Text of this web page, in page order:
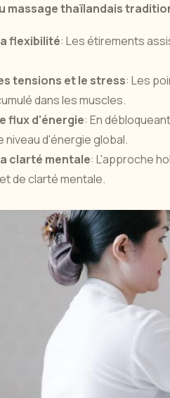
massage thaïlandais
flexibilité: Les étirements
tensions et le stress: Les
dans les muscles.
flux d'énergie: En
niveau d'énergie global.
clarté mentale: L'approche
de clarté mentale.